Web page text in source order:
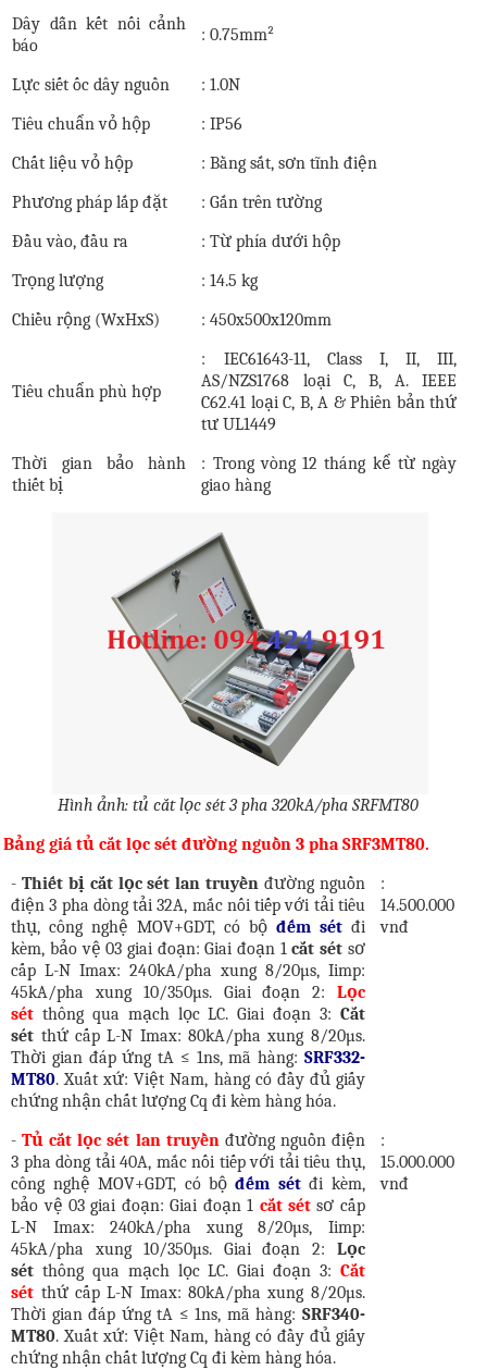
Dây dẫn kết nối cảnh
báo
:0.75mm²
Lực siết ốc dây nguồn :1.0N
Tiêu chuẩn vỏ hộp
:IP56
Chất liệu vỏ hộp
:Bằng sắt, sơn tĩnh điện
Phương pháp lắp đặt
:Gắn trên tường
Đầu vào, đầu ra
:Từ phía dưới hộp
Trọng lượng
: 14.5kg
Chiều rộng (WxHxS) : 450x500x120mm
Tiêu chuẩn phù hợp
: IEC61643-11, Class I, II, III,
AS/NZS1768 loại C, B, A. IEEE
C62.41 loại C, B, A & Phiên bản thứ
tư UL1449
Thời gian bảo hành
thiết bị
: Trong vòng 12 tháng kể từ ngày
giao hàng
Hình ảnh: tủ cắt lọc sét 3 pha 320kA/pha SRFMT80
Bảng giá tủ cắt lọc sét đường nguồn 3 pha SRF3MT80.
-Thiết bị cắt lọc sét lan truyền đường nguồn
điện 3 pha dòng tải 32A, mắc nối tiếp với tải tiêu
thụ, công nghệ MOV+GDT, có bộ đếm sétđi
kèm, bảo vệ 03 giai đoạn: Giai đoạn 1cắt sét sơ
cấp L-N Imax: 240kA/pha xung 8/20µs, Iimp:
45kA/pha xung 10/350µs. Giai đoạn 2: Lọc
sétthông qua mạch lọc LC. Giai đoạn 3: Cắt
sét thứ cấp L-N Imax: 80kA/pha xung 8/20µs.
Thời gian đáp ứng tA ≤ 1ns, mã hàng: SRF332-
MT80. Xuất xứ: Việt Nam, hàng có đầy đủ giấy
chứng nhận chất lượng Cq đi kèm hàng hóa.
:
14.500.000
vnđ
-Tủ cắt lọc sét lan truyềnđường nguồn điện
3 pha dòng tải 40A, mắc nối tiếp với tải tiêu thụ,
công nghệ MOV+GDT, có bộđếm sétđi kèm,
bảo vệ 03 giai đoạn: Giai đoạn 1 cắt sétsơ cấp
L-N Imax: 240kA/pha xung 8/20µs, Iimp:
45kA/pha xung 10/350µs. Giai đoạn 2: Lọc
sét thông qua mạch lọc LC. Giai đoạn 3: Cắt
sét thứ cấp L-N Imax: 80kA/pha xung 8/20µs.
Thời gian đáp ứng tA ≤ 1ns, mã hàng: SRF340-
MT80. Xuất xứ: Việt Nam, hàng có đầy đủ giấy
chứng nhận chất lượng Cq đi kèm hàng hóa.
:
15.000.000
vnđ